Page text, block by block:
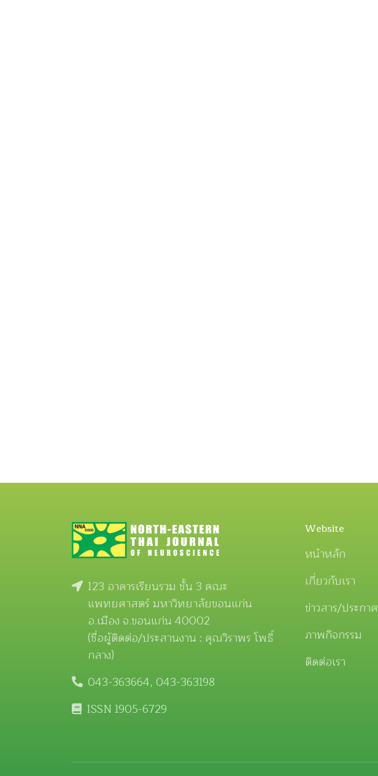
123 อาคารเรียนรวม ชั้น 3 คณะ
แพทยศาสตร์ มหาวิทยาลัยขอนแก่น
อ.เมือง จ.ขอนแก่น 40002
(ชื่อผู้ติดต่อ/ประสานงาน : คุณวิราพร โพธิ์
กลาง)
043-363664, 043-363198
ISSN 1905-6729
Website
หน้าหลัก
เกี่ยวกับเรา
ข่าวสาร/ประกาศ
ภาพกิจกรรม
ติดต่อเรา